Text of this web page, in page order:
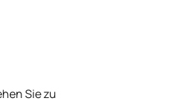
Sie zu